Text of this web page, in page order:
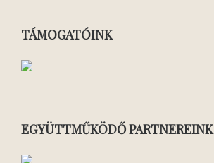
TÁMOGATÓINK
EGYÜTTMŰKÖDŐ PARTNEREINK